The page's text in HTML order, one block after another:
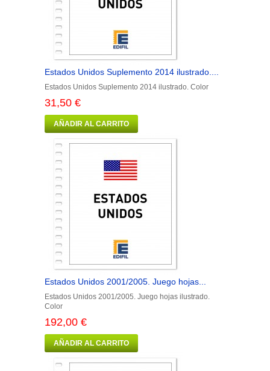
Estados Unidos Suplemento 2014 ilustrado....
Estados Unidos Suplemento 2014 ilustrado. Color
31,50 €
AÑADIR AL CARRITO
Estados Unidos 2001/2005. Juego hojas...
Estados Unidos 2001/2005. Juego hojas ilustrado.
Color
192,00 €
AÑADIR AL CARRITO